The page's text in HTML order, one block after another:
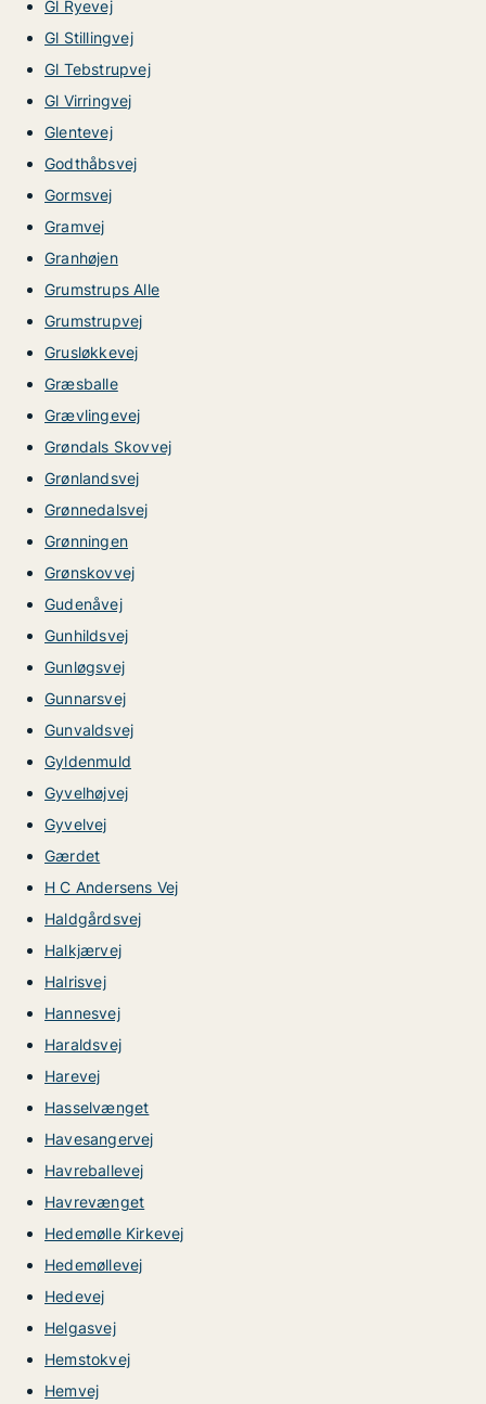
Gl Ryevej
Gl Stillingvej
Gl Tebstrupvej
Gl Virringvej
Glentevej
Godthåbsvej
Gormsvej
Gramvej
Granhøjen
Grumstrups Alle
Grumstrupvej
Grusløkkevej
Græsballe
Grævlingevej
Grøndals Skovvej
Grønlandsvej
Grønnedalsvej
Grønningen
Grønskovvej
Gudenåvej
Gunhildsvej
Gunløgsvej
Gunnarsvej
Gunvaldsvej
Gyldenmuld
Gyvelhøjvej
Gyvelvej
Gærdet
H C Andersens Vej
Haldgårdsvej
Halkjærvej
Halrisvej
Hannesvej
Haraldsvej
Harevej
Hasselvænget
Havesangervej
Havreballevej
Havrevænget
Hedemølle Kirkevej
Hedemøllevej
Hedevej
Helgasvej
Hemstokvej
Hemvej